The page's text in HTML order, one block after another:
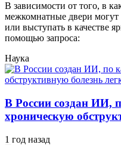
В зависимости от того, в
межкомнатные двери
или выступать в качестве
помощью запроса:
Наука
В России создан
хроническую
1 год назад